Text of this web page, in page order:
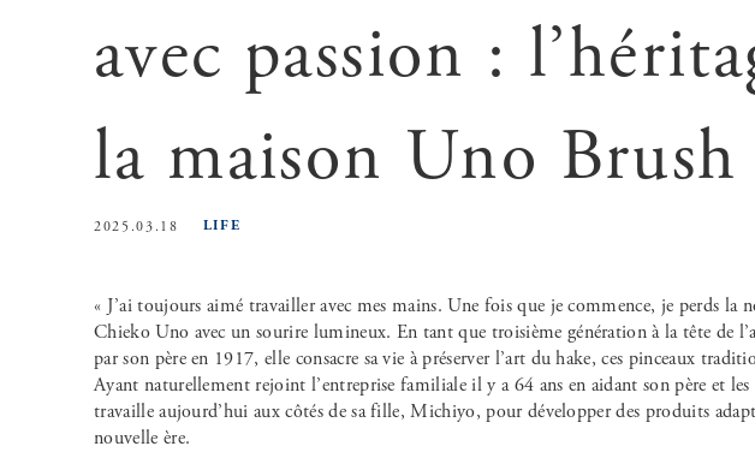
avec passion :
la maison Uno Brush
2025.03.18 LIFE
« J’ai toujours aimé travailler avec mes mains. Une fois que je commence, je perds la
Chieko Uno avec un sourire lumineux. En tant que troisième génération à la tête de
par son père en 1917, elle consacre sa vie à préserver l’art du hake, ces pinceaux
Ayant naturellement rejoint l’entreprise familiale il y a 64 ans en aidant son père et les
travaille aujourd’hui aux côtés de sa fille, Michiyo, pour développer des produits
nouvelle ère.